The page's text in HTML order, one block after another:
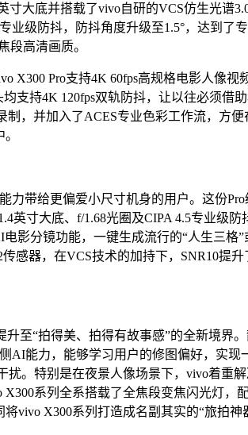
大底并搭载了vivo自研的VCS仿生光谱
业级防抖，防抖角度升级至1.5°，达到
段高清画质。
X300 Pro支持4K 60fps高规格电影人像
支持4K 120fps双轨防抖，让以往必须借
，并加入了ACES专业色彩工作流，方
力带给更偏爱小尺寸机身的用户。这份
寸大底、f/1.68光圈及CIPA 4.5专业级
影分镜功能，一键生成流行的“人生三格
感器，在VCS技术的加持下，SNR10提
至“拍得美、拍得有故事感”的全新境界
能力，能够学习用户的修图偏好，实
。特别是在夜景人像场景下，vivo着重
系列全系搭载了全焦段变焦闪光灯，
vivo X300系列打造成名副其实的“旅拍神